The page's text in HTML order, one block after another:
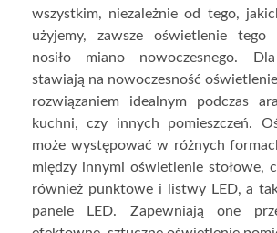
wszystkim, niezależnie od tego,
użyjemy, zawsze oświetlenie tego
nosiło miano nowoczesnego.
stawiają na nowoczesność
rozwiązaniem idealnym podczas
kuchni, czy innych pomieszczeń.
może występować w różnych
między innymi oświetlenie stołowe,
również punktowe i listwy LED, a
panele LED. Zapewniają one